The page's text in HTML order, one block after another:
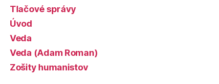
Tlačové správy
Úvod
Veda
Veda (Adam Roman)
Zošity humanistov